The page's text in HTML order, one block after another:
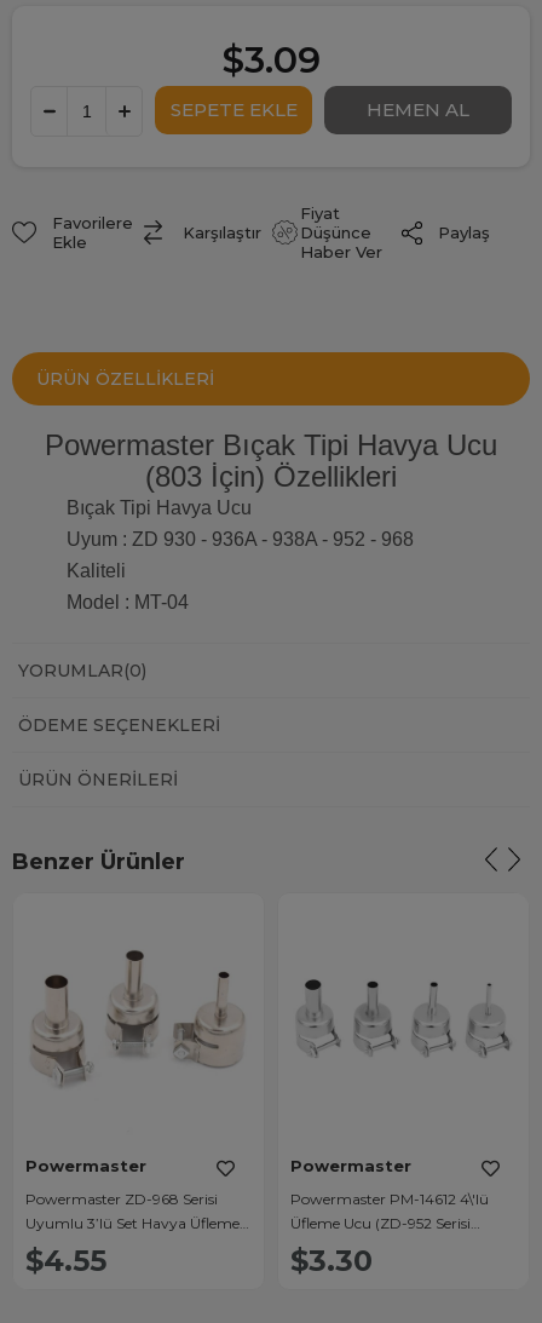
$3.09
Favorilere
Ekle
Karşılaştır
Fiyat
Düşünce
Haber Ver
Paylaş
ÜRÜN ÖZELLIKLERI
Powermaster Bıçak Tipi Havya Ucu
(803 İçin) Özellikleri
Bıçak Tipi Havya Ucu
Uyum : ZD 930 - 936A - 938A - 952 - 968
Kaliteli
Model : MT-04
YORUMLAR(0)
ÖDEME SEÇENEKLERI
ÜRÜN ÖNERILERI
Benzer Ürünler
Powermaster
Powermaster ZD-968 Serisi
Uyumlu 3’lü Set Havya Üfleme
Ucu
$4.55
Powermaster
Powermaster PM-14612 4\'lü
Üfleme Ucu (ZD-952 Serisi
Uyumlu)
$3.30